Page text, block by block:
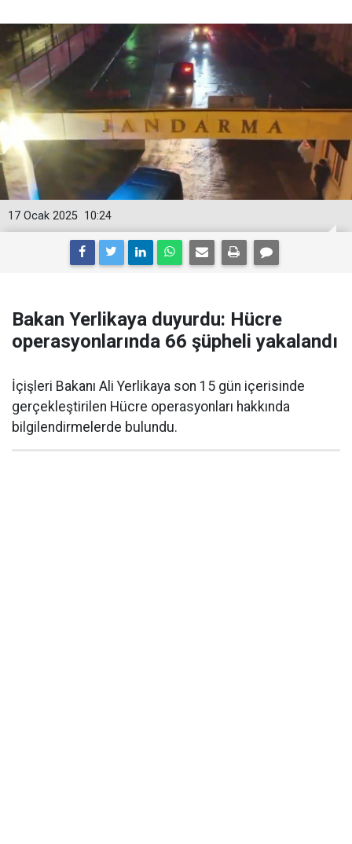
10:24
17 Ocak 2025
Bakan Yerlikaya duyurdu: Hücre
operasyonlarında 66 şüpheli yakalandı
İçişleri Bakanı Ali Yerlikaya son 15 gün içerisinde
gerçekleştirilen Hücre operasyonları hakkında
bilgilendirmelerde bulundu.